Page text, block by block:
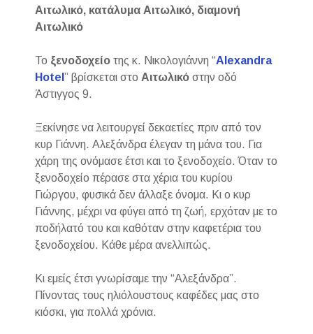
Αιτωλικό, κατάλυμα Αιτωλικό, διαμονή
Αιτωλικό
Το ξενοδοχείο της κ. Νικολογιάννη “Alexandra
Hotel” βρίσκεται στο Αιτωλικό στην οδό
Άστιγγος 9.
Ξεκίνησε να λειτουργεί δεκαετίες πριν από τον
κυρ Γιάννη. Αλεξάνδρα έλεγαν τη μάνα του. Για
χάρη της ονόμασε έτσι και το ξενοδοχείο. Όταν το
ξενοδοχείο πέρασε στα χέρια του κυρίου
Γιώργου, φυσικά δεν άλλαξε όνομα. Κι ο κυρ
Γιάννης, μέχρι να φύγει από τη ζωή, ερχόταν με το
ποδήλατό του και καθόταν στην καφετέρια του
ξενοδοχείου. Κάθε μέρα ανελλιπώς.
Κι εμείς έτσι γνωρίσαμε την “Αλεξάνδρα”.
Πίνοντας τους ηλιόλουστους καφέδες μας στο
κιόσκι, για πολλά χρόνια.